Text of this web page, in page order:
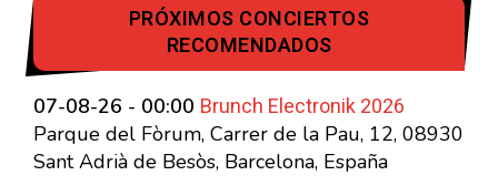
PRÓXIMOS CONCIERTOS
RECOMENDADOS
07-08-26 - 00:00 Brunch Electronik 2026
Parque del Fòrum, Carrer de la Pau, 12, 08930
Sant Adrià de Besòs, Barcelona, España